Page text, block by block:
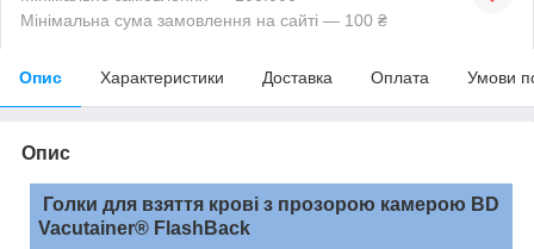
Мінімальна сума замовлення на сайті — 100 ₴
Опис Характеристики Доставка Оплата Умови
Опис
Голки для взяття крові з прозорою камерою BD
Vacutainer® FlashВack